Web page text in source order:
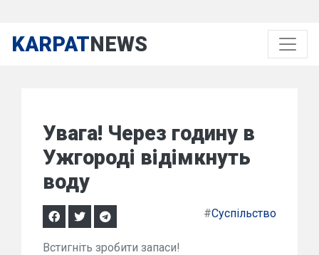
KARPATNEWS
Увага! Через годину в
Ужгороді відімкнуть
воду
#Суспільство
Встигніть зробити запаси!